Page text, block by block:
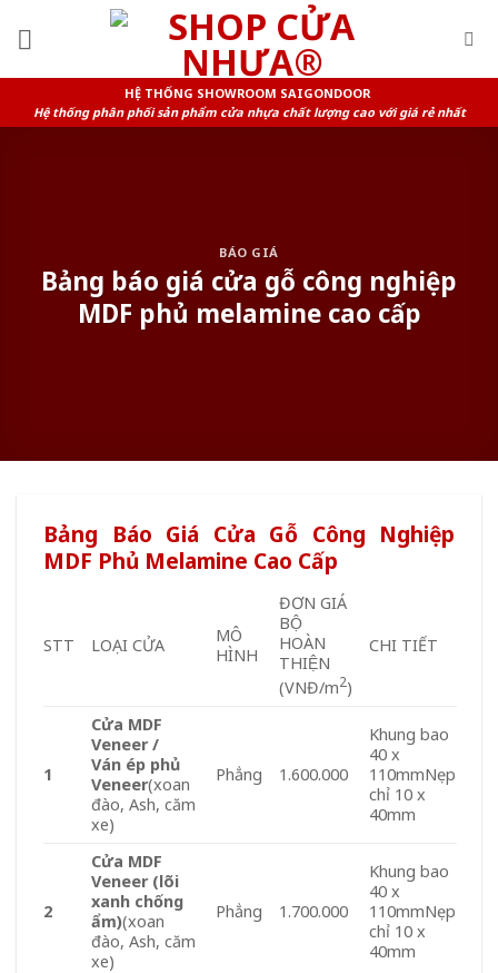
HỆ THỐNG SHOWROOM SAIGONDOOR
Hệ thống phân phối sản phẩm cửa nhựa chất lượng cao với giá rẻ nhất
BÁO GIÁ
Bảng báo giá cửa gỗ công nghiệp
MDF phủ melamine cao cấp
Bảng Báo Giá Cửa Gỗ Công Nghiệp
MDF Phủ Melamine Cao Cấp
STT LOẠI CỬA
MÔ
HÌNH
ĐƠN GIÁ
BỘ
HOÀN
THIỆN
(VNĐ/m2)
CHI TIẾT
1
Cửa MDF
Veneer /
Ván ép phủ
Veneer(xoan
đào, Ash, căm
xe)
Phẳng 1.600.000
Khung bao
40 x
110mmNẹp
chỉ 10 x
40mm
2
Cửa MDF
Veneer (lõi
xanh chống
ẩm)(xoan
đào, Ash, căm
xe)
Phẳng 1.700.000
Khung bao
40 x
110mmNẹp
chỉ 10 x
40mm